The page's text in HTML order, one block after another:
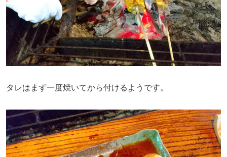
タレはまず一度焼いてから付けるようです。